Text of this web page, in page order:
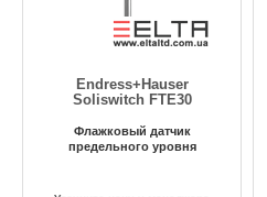
Endress+Hauser
Soliswitch FTE30
Флажковый датчик
предельного уровня